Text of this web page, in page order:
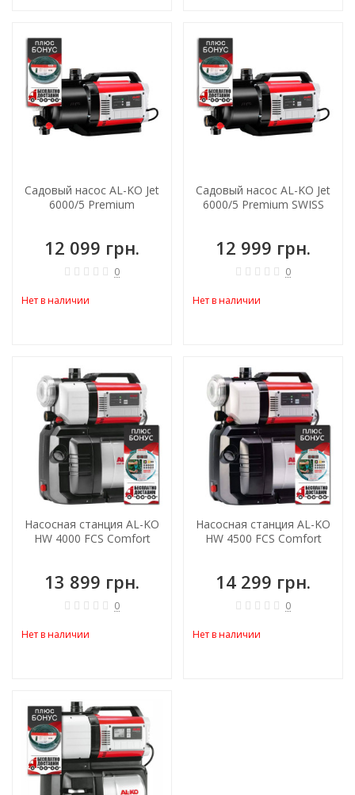
Садовый насос AL-KO Jet
6000/5 Premium
12 099 грн.
0
Нет в наличии
Садовый насос AL-KO Jet
6000/5 Premium SWISS
12 999 грн.
0
Нет в наличии
Насосная станция AL-KO
HW 4000 FCS Comfort
13 899 грн.
0
Нет в наличии
Насосная станция AL-KO
HW 4500 FCS Comfort
14 299 грн.
0
Нет в наличии